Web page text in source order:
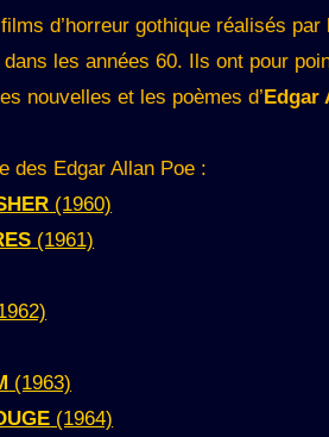
d’horreur gothique réalisés par
les années 60. Ils ont pour
nouvelles et les poèmes d’ Edgar
des Edgar Allan Poe :
(1960)
(1961)
(1963)
(1964)